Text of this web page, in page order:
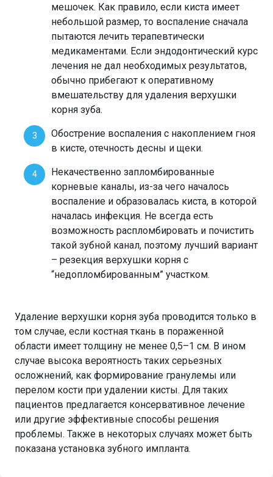
мешочек. Как правило, если киста имеет
небольшой размер, то воспаление сначала
пытаются лечить терапевтически
медикаментами. Если эндодонтический курс
лечения не дал необходимых результатов,
обычно прибегают к оперативному
вмешательству для удаления верхушки
корня зуба.
Обострение воспаления с накоплением гноя
в кисте, отечность десны и щеки.
Некачественно запломбированные
корневые каналы, из-за чего началось
воспаление и образовалась киста, в которой
началась инфекция. Не всегда есть
возможность распломбировать и почистить
такой зубной канал, поэтому лучший вариант
– резекция верхушки корня с
“недопломбированным” участком.
Удаление верхушки корня зуба проводится только в
том случае, если костная ткань в пораженной
области имеет толщину не менее 0,5–1 см. В ином
случае высока вероятность таких серьезных
осложнений, как формирование гранулемы или
перелом кости при удалении кисты. Для таких
пациентов предлагается консервативное лечение
или другие эффективные способы решения
проблемы. Также в некоторых случаях может быть
показана установка зубного импланта.